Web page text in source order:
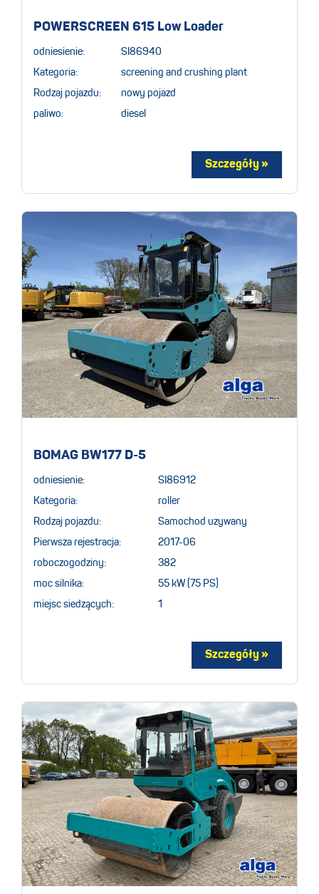
POWERSCREEN 615 Low Loader
odniesienie: SI86940
Kategoria: screening and crushing plant
Rodzaj pojazdu: nowy pojazd
paliwo: diesel
BOMAG BW177 D-5
odniesienie: SI86912
Kategoria: roller
Rodzaj pojazdu: Samochod uzywany
Pierwsza rejestracja: 2017-06
roboczogodziny: 382
moc silnika: 55 kW (75 PS)
miejsc siedzących: 1